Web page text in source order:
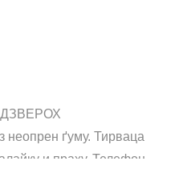
неопрен ґуму. Тирваца
и праху. Телефон